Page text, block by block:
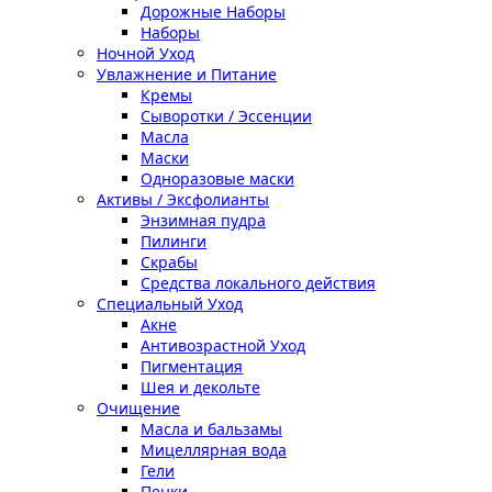
Дорожные Наборы
Наборы
Ночной Уход
Увлажнение и Питание
Кремы
Сыворотки / Эссенции
Масла
Маски
Одноразовые маски
Активы / Эксфолианты
Энзимная пудра
Пилинги
Скрабы
Средства локального действия
Специальный Уход
Акне
Антивозрастной Уход
Пигментация
Шея и декольте
Очищение
Масла и бальзамы
Мицеллярная вода
Гели